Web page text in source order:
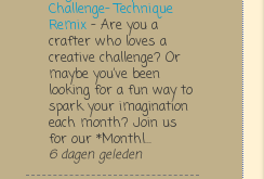
Challenge- Technique
Remix - Are you a
crafter who loves a
creative challenge? Or
maybe you’ve been
looking for a fun way to
spark your imagination
each month? Join us
for our *Monthl...
6 dagen geleden